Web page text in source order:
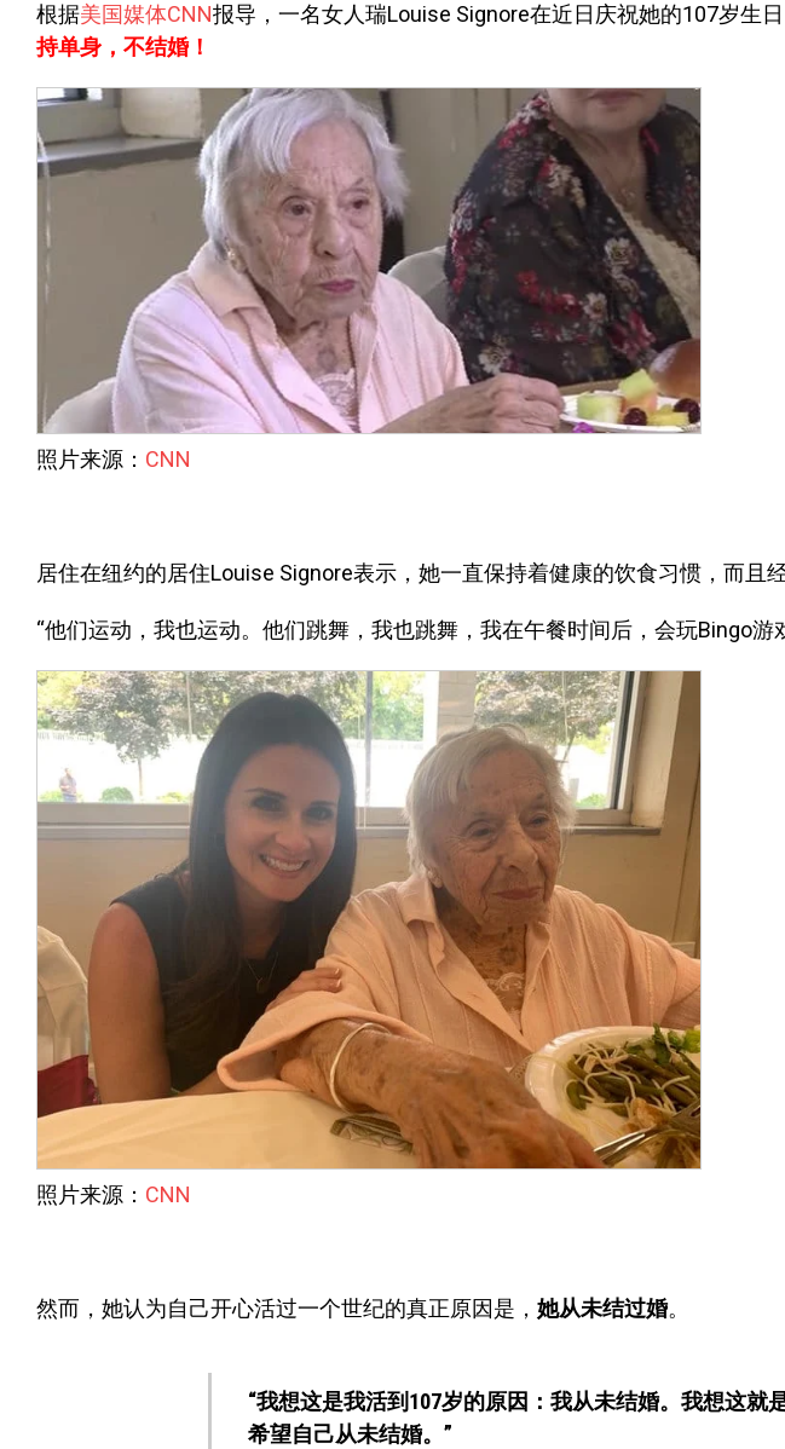
根据美国媒体CNN报导，一名女人瑞Louise Signore在近日庆祝她的107岁生
持单身，不结婚！
照片来源： CNN
居住在纽约的居住Louise Signore表示，她一直保持着健康的饮食习惯，而且
“他们运动，我也运动。他们跳舞，我也跳舞，我在午餐时间后，会玩Bingo游
照片来源： CNN
然而，她认为自己开心活过一个世纪的真正原因是， 她从未结过婚。
“我想这是我活到107岁的原因：我从未结婚。我想这就
希望自己从未结婚。”